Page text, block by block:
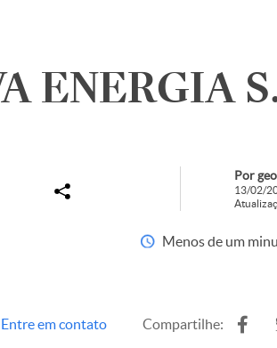
ENERGIA
Por
13/02/
Menos de um
Entre em contato Compartilhe: